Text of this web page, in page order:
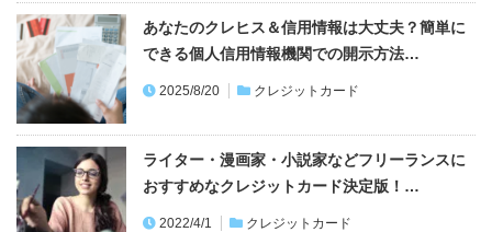
あなたのクレヒス＆信用情報は大丈夫？簡単に
できる個人信用情報機関での開示方法…
2025/8/20 クレジットカード
ライター・漫画家・小説家などフリーランスに
おすすめなクレジットカード決定版！…
2022/4/1 クレジットカード